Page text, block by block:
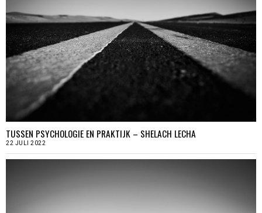
TUSSEN PSYCHOLOGIE EN PRAKTIJK – SHELACH LECHA
22 JULI 2022